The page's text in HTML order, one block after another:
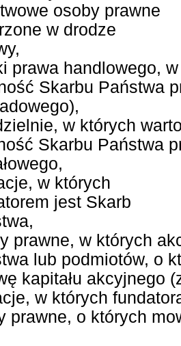
osoby prawne
w drodze
prawa handlowego,
Skarbu Państwa
w których
Skarbu Państwa
w których
jest Skarb
prawne, w których
lub podmiotów, o
kapitału akcyjnego
w których
prawne, o których